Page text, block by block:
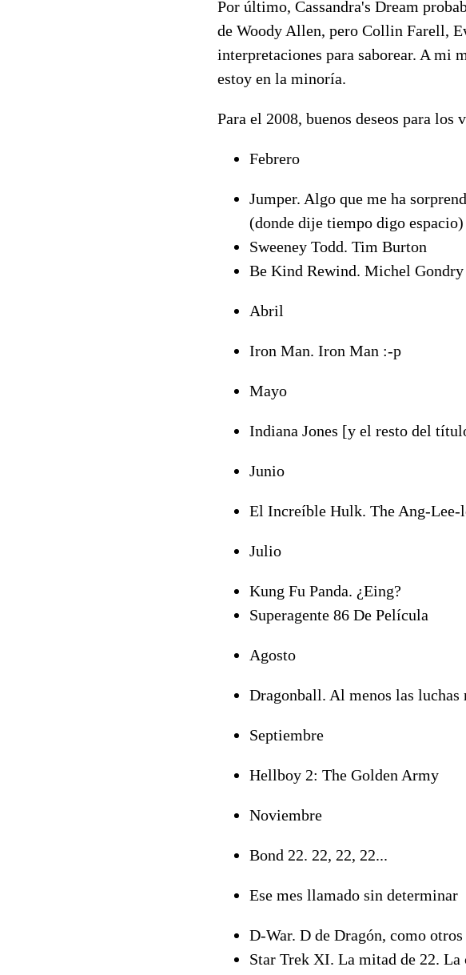
Por último, Cassandra's Dream
de Woody Allen, pero Collin Farell,
interpretaciones para saborear. A mi
estoy en la minoría.
Para el 2008, buenos deseos para
Febrero
Jumper. Algo que me ha
(donde dije tiempo digo espacio)
Sweeney Todd. Tim Burton
Be Kind Rewind. Michel Gondry
Abril
Iron Man. Iron Man :-p
Mayo
Indiana Jones [y el resto del
Junio
El Increíble Hulk. The Ang-Lee-
Julio
Kung Fu Panda. ¿Eing?
Superagente 86 De Película
Agosto
Dragonball. Al menos las luchas
Septiembre
Hellboy 2: The Golden Army
Noviembre
Bond 22. 22, 22, 22...
Ese mes llamado sin determinar
D-War. D de Dragón, como
Star Trek XI. La mitad de 22.